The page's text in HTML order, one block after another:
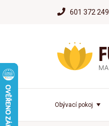
601 372 249
Obývací pokoj